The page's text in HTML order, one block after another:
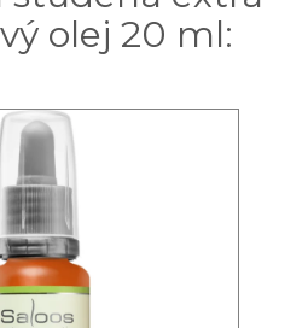
olej 20 ml: